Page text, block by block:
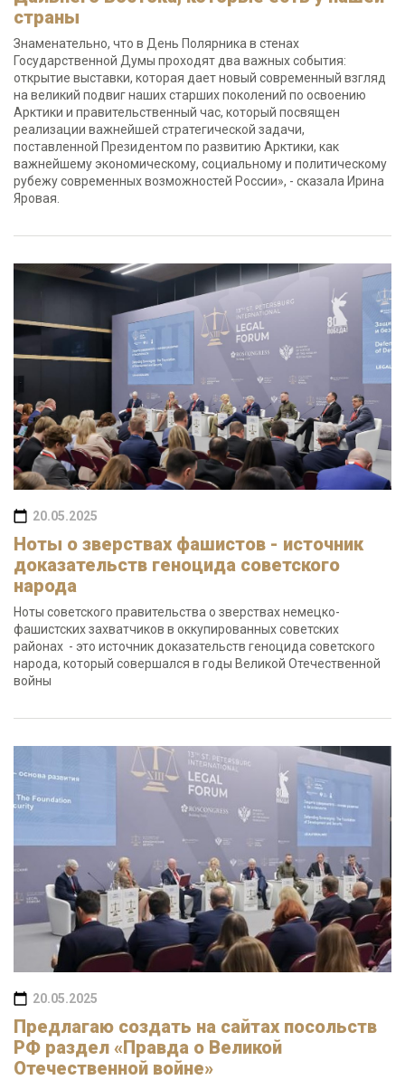
страны
Знаменательно, что в День Полярника в стенах
Государственной Думы проходят два важных события:
открытие выставки, которая дает новый современный взгляд
на великий подвиг наших старших поколений по освоению
Арктики и правительственный час, который посвящен
реализации важнейшей стратегической задачи,
поставленной Президентом по развитию Арктики, как
важнейшему экономическому, социальному и политическому
рубежу современных возможностей России», - сказала Ирина
Яровая.
20.05.2025
Ноты о зверствах фашистов - источник
доказательств геноцида советского
народа
Ноты советского правительства о зверствах немецко-
фашистских захватчиков в оккупированных советских
районах - это источник доказательств геноцида советского
народа, который совершался в годы Великой Отечественной
войны
20.05.2025
Предлагаю создать на сайтах посольств
РФ раздел «Правда о Великой
Отечественной войне»